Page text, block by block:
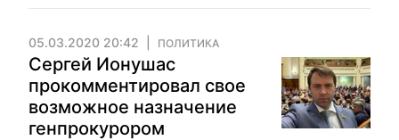
05.03.2020 20:42 ПОЛИТИКА
Сергей Ионушас
прокомментировал свое
возможное назначение
генпрокурором